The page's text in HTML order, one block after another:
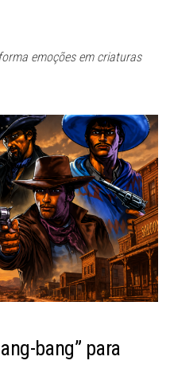
emoções em criaturas
bang” para